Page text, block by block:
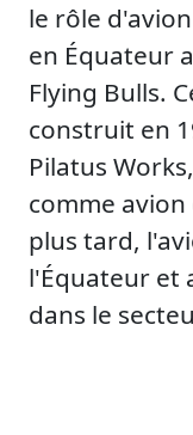
le rôle
en Équateur
Flying Bulls.
construit en
Pilatus
comme
plus tard,
l'Équateur et
dans le